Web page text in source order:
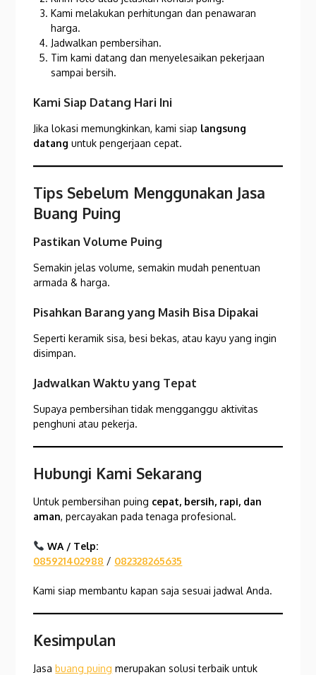
Kami melakukan perhitungan dan penawaran
harga.
Jadwalkan pembersihan.
Tim kami datang dan menyelesaikan pekerjaan
sampai bersih.
Kami Siap Datang Hari Ini
Jika lokasi memungkinkan, kami siap langsung
datang untuk pengerjaan cepat.
Tips Sebelum Menggunakan Jasa
Buang Puing
Pastikan Volume Puing
Semakin jelas volume, semakin mudah penentuan
armada & harga.
Pisahkan Barang yang Masih Bisa Dipakai
Seperti keramik sisa, besi bekas, atau kayu yang ingin
disimpan.
Jadwalkan Waktu yang Tepat
Supaya pembersihan tidak mengganggu aktivitas
penghuni atau pekerja.
Hubungi Kami Sekarang
Untuk pembersihan puing cepat, bersih, rapi, dan
aman, percayakan pada tenaga profesional.
WA / Telp:
085921402988 / 082328265635
Kami siap membantu kapan saja sesuai jadwal Anda.
Kesimpulan
Jasabuang puing merupakan solusi terbaik untuk